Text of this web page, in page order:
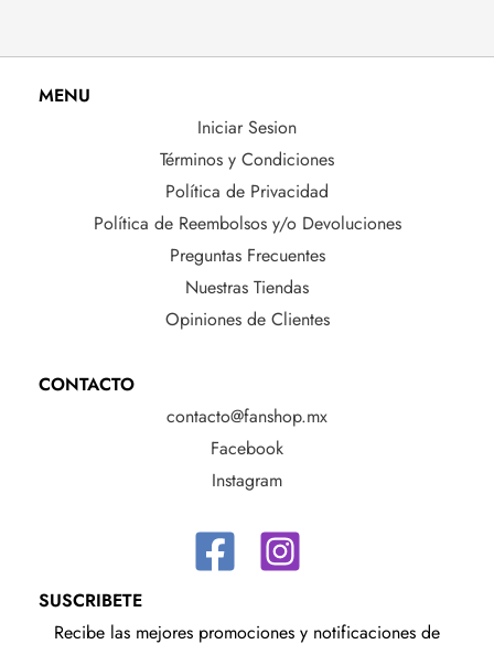
MENU
Iniciar Sesion
Términos y Condiciones
Política de Privacidad
Política de Reembolsos y/o Devoluciones
Preguntas Frecuentes
Nuestras Tiendas
Opiniones de Clientes
CONTACTO
contacto@fanshop.mx
Facebook
Instagram
SUSCRIBETE
Recibe las mejores promociones y notificaciones de